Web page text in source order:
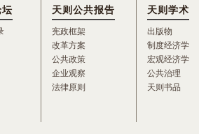
坛 天则公共报告
宪政框架
改革方案
公共政策
企业观察
法律原则
天则学术
出版物
制度经济学
宏观经济学
公共治理
天则书品